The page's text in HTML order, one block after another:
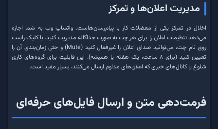
مدیریت اعلان‌ها و تمرکز
اخلال در تمرکز یکی از معضلات کار با پیام‌رسان‌هاست. واتساپ وب به شما اجازه
می‌دهد تنظیمات اعلان را برای هر چت به صورت جداگانه مدیریت کنید. با کلیک راست
روی نام چت، می‌توانید صدای اعلان را غیرفعال کنید (Mute) و حتی زمان‌بندی آن را
تعیین کنید (برای ۸ ساعت، یک هفته یا همیشه). این قابلیت برای گروه‌های کاری
شلوغ یا کانال‌های خبری که اعلان‌های مداوم ارسال می‌کنند، بسیار مفید است.
فرمت‌دهی متن و ارسال فایل‌های حرفه‌ای